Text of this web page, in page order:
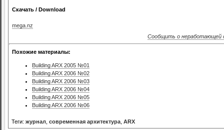
Скачать / Download
mega.nz
Сообщить о неработающей
Похожие материалы:
Building ARX 2005 №01
Building ARX 2006 №02
Building ARX 2006 №03
Building ARX 2006 №04
Building ARX 2006 №05
Building ARX 2006 №06
Теги: журнал современная архитектура ARX